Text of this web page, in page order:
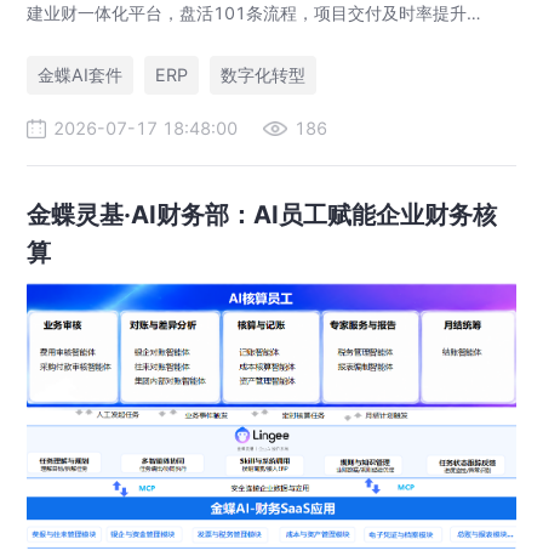
建业财一体化平台，盘活101条流程，项目交付及时率提升
迁。
金蝶AI套件 ERP 数字化转型
2026-07-17 18:48:00 186
金蝶灵基·AI财务部：AI员工赋能企业财务核
算